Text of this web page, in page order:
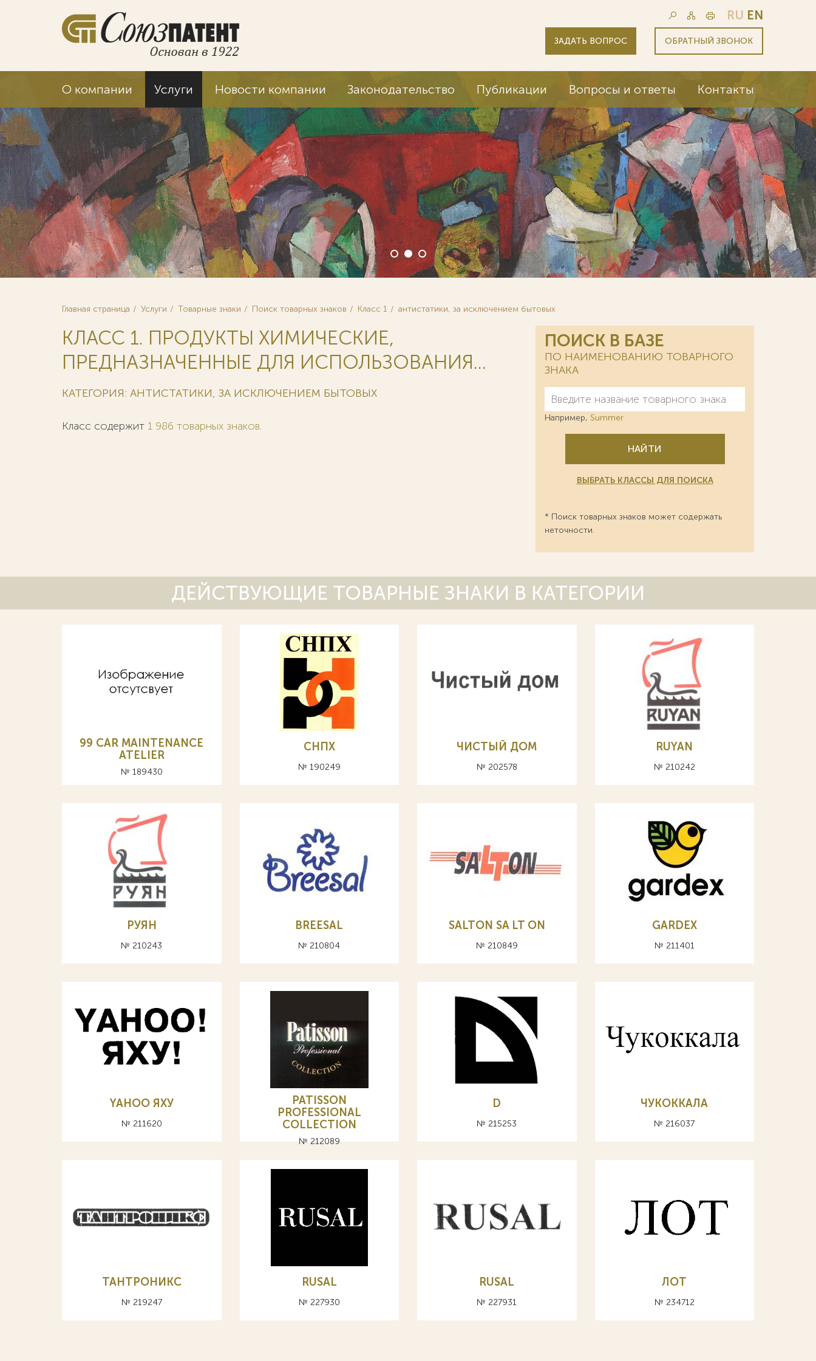
RU EN
ЗАДАТЬ ВОПРОС ОБРАТНЫЙ ЗВОНОК
О компании Услуги Новости компании Законодательство Публикации Вопросы и ответы Контакты
Главная страница Услуги Товарные знаки Поиск товарных знаков Класс 1 антистатики, за исключением бытовых
КЛАСС 1. ПРОДУКТЫ ХИМИЧЕСКИЕ,
ПРЕДНАЗНАЧЕННЫЕ ДЛЯ ИСПОЛЬЗОВАНИЯ...
КАТЕГОРИЯ: АНТИСТАТИКИ, ЗА ИСКЛЮЧЕНИЕМ БЫТОВЫХ
Класс содержит 1 986 товарных знаков.
ПОИСК В БАЗЕ
ПО НАИМЕНОВАНИЮ ТОВАРНОГО
ЗНАКА
Например, Summer
НАЙТИ
ВЫБРАТЬ КЛАССЫ ДЛЯ ПОИСКА
* Поиск товарных знаков может содержать
неточности.
ДЕЙСТВУЮЩИЕ ТОВАРНЫЕ ЗНАКИ В КАТЕГОРИИ
99 CAR MAINTENANCE
ATELIER
№ 189430
СНПХ
№ 190249
ЧИСТЫЙ ДОМ
№ 202578
RUYAN
№ 210242
РУЯН
№ 210243
BREESAL
№ 210804
SALTON SA LT ON
№ 210849
GARDEX
№ 211401
YAHOO ЯХУ
№ 211620
PATISSON
PROFESSIONAL
COLLECTION
№ 212089
D
№ 215253
ЧУКОККАЛА
№ 216037
ТАНТРОНИКС
№ 219247
RUSAL
№ 227930
RUSAL
№ 227931
ЛОТ
№ 234712